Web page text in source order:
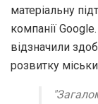
матеріальну
компанії
відзначили
розвитку